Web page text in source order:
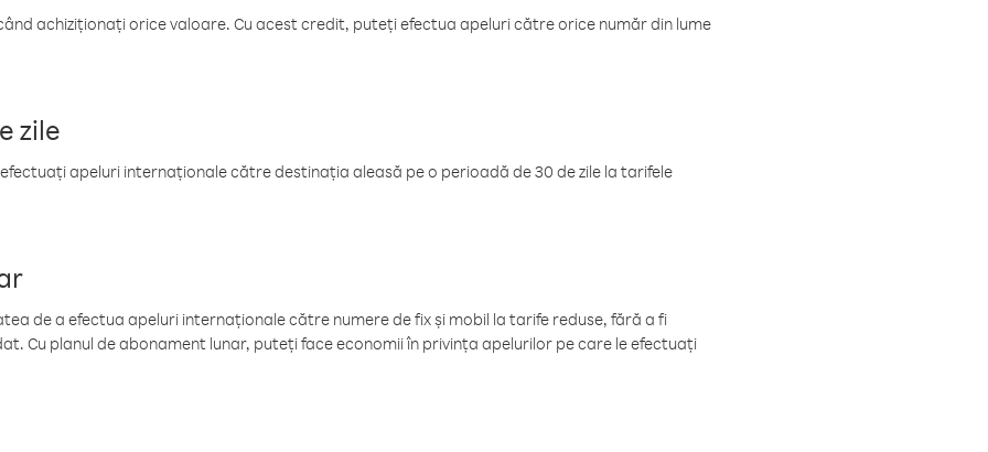
achiziționați orice valoare. Cu acest credit, puteți efectua apeluri către orice număr din lume
zile
apeluri internaționale către destinația aleasă pe o perioadă de 30 de zile la tarifele
de a efectua apeluri internaționale către numere de fix și mobil la tarife reduse, fără a fi
Cu planul de abonament lunar, puteți face economii în privința apelurilor pe care le efectuați